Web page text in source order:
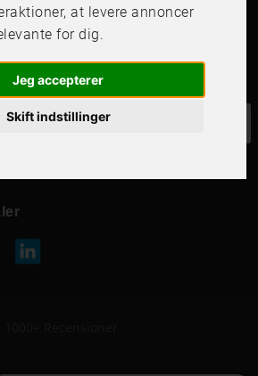
,at levere annoncer
for dig.
Jeg accepterer
Skift indstillinger